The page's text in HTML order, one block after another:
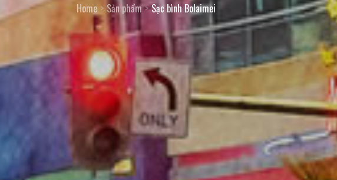
Home Sản phẩm Sạc bình Bolaimei